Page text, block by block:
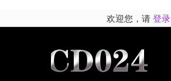
欢迎您，请登录